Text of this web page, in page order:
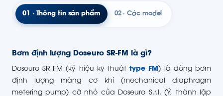
01 · Thông tin sản phẩm 02 · Các model
Bơm định lượng Doseuro SR-FM là gì?
Doseuro SR-FM (ký hiệu kỹ thuậttype FM) là dòng bơm
định lượng màng cơ khí (mechanical diaphragm
metering pump) cỡ nhỏ của Doseuro S.r.l. (Ý, thành lập